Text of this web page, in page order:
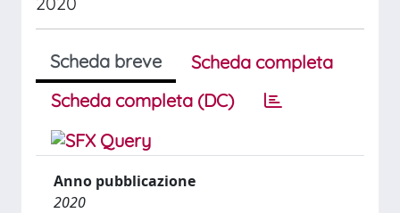
Scheda breve
Scheda completa
Scheda completa (DC)
Anno pubblicazione
2020